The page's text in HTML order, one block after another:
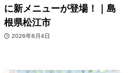
に新メニューが登場！｜島
根県松江市
2026年8月4日